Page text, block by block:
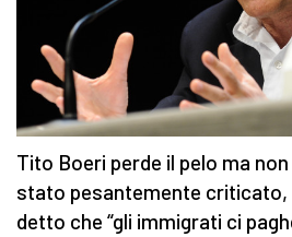
Tito Boeri perde il pelo ma
stato pesantemente criticato,
detto che “gli immigrati ci